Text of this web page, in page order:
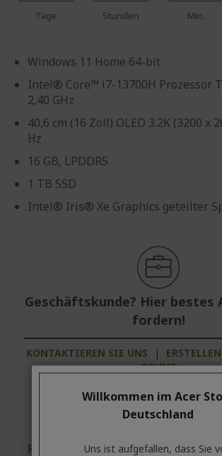
Tage Stunden Min.
Windows 11 Home 64-bit
Intel® Core™ i7-13700H Prozessor
2,40 GHz
40,6 cm (16 Zoll) OLED 3.2K (3200 x
Hz
16 GB, LPDDR5
1 TB SSD
Intel® Iris® Xe Graphics geteilter
Geschäftskunde? Hier bestes
fordern!
KONTAKTIEREN SIE UNS |
COUNT
Funktionen
Willkommen im Acer
Deutschland
Uns ist aufgefallen, dass Sie